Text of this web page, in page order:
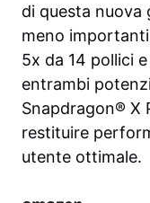
di questa nuova
meno
5x da 14 pollici
entrambi
Snapdragon® X
restituire
utente ottimale.